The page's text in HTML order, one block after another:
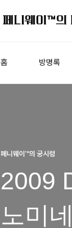
홈 방명록
페니웨이™의 궁시렁
2009
노미